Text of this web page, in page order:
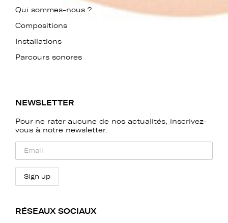
Qui sommes-nous ?
Compositions
Installations
Parcours sonores
NEWSLETTER
Pour ne rater aucune de nos actualités, inscrivez-
vous à notre newsletter.
RÉSEAUX SOCIAUX